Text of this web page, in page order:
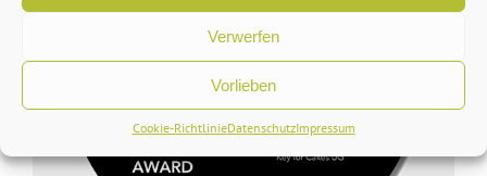
Verwerfen
Vorlieben
Cookie-RichtlinieDatenschutzImpressum